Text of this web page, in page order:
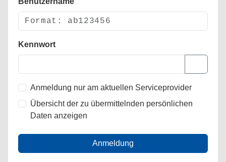
Kennwort
Anmeldung nur am aktuellen Serviceprovider
Übersicht der zu übermittelnden persönlichen
Daten anzeigen
Anmeldung